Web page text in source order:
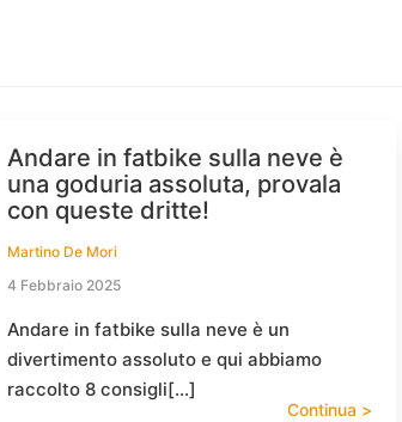
Andare in fatbike sulla neve è
una goduria assoluta, provala
con queste dritte!
Martino De Mori
4 Febbraio 2025
Andare in fatbike sulla neve è un
divertimento assoluto e qui abbiamo
raccolto 8 consigli[…]
Continua >